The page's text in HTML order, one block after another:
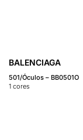
BALENCIAGA
501/Óculos – BB0501O
1 cores